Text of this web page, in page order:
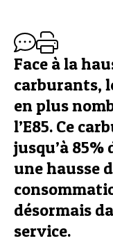
Face à la
carburants,
en plus
l’E85. Ce
jusqu’à
une hausse
désormais
service.